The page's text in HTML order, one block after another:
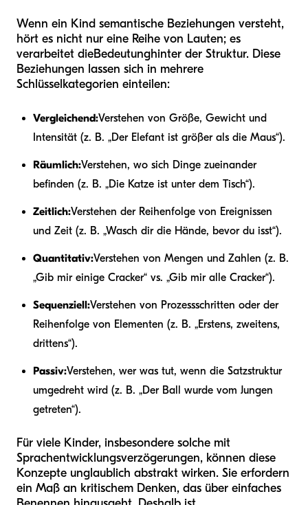
Wenn ein Kind semantische Beziehungen versteht,
hört es nicht nur eine Reihe von Lauten; es
verarbeitet dieBedeutunghinter der Struktur. Diese
Beziehungen lassen sich in mehrere
Schlüsselkategorien einteilen:
Vergleichend:Verstehen von Größe, Gewicht und
Intensität (z. B. „Der Elefant ist größer als die Maus“).
Räumlich:Verstehen, wo sich Dinge zueinander
befinden (z. B. „Die Katze ist unter dem Tisch“).
Zeitlich:Verstehen der Reihenfolge von Ereignissen
und Zeit (z. B. „Wasch dir die Hände, bevor du isst“).
Quantitativ:Verstehen von Mengen und Zahlen (z. B.
„Gib mir einige Cracker“ vs. „Gib mir alle Cracker“).
Sequenziell:Verstehen von Prozessschritten oder der
Reihenfolge von Elementen (z. B. „Erstens, zweitens,
drittens“).
Passiv:Verstehen, wer was tut, wenn die Satzstruktur
umgedreht wird (z. B. „Der Ball wurde vom Jungen
getreten“).
Für viele Kinder, insbesondere solche mit
Sprachentwicklungsverzögerungen, können diese
Konzepte unglaublich abstrakt wirken. Sie erfordern
ein Maß an kritischem Denken, das über einfaches